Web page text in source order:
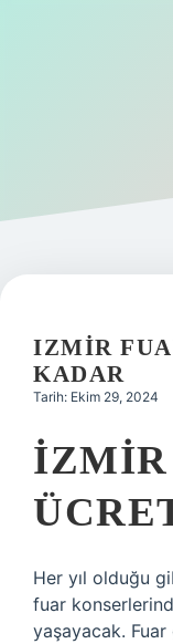
Gizlilik Politikası
Yasal Uyarı
IZMIR
KADAR
Tarih: Ekim 29, 2024
Her yıl olduğu
fuar
yaşayacak.